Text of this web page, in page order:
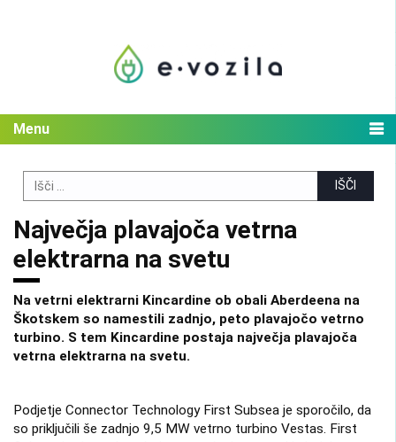
Menu
Search
for:
Največja plavajoča vetrna
elektrarna na svetu
Na vetrni elektrarni Kincardine ob obali Aberdeena na
Škotskem so namestili zadnjo, peto plavajočo vetrno
turbino. S tem Kincardine postaja največja plavajoča
vetrna elektrarna na svetu.
Podjetje Connector Technology First Subsea je sporočilo, da
so priključili še zadnjo 9,5 MW vetrno turbino Vestas. First